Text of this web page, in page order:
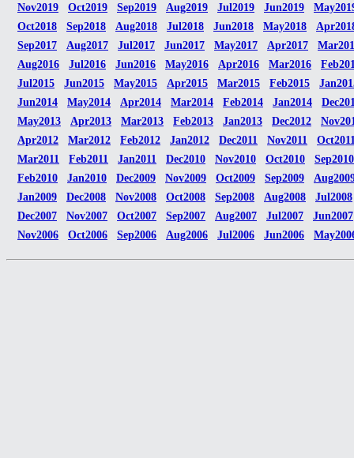
Nov2019
Oct2019 Sep2019 Aug2019 Jul2019 Jun2019
Oct2018
Sep2018 Aug2018 Jul2018 Jun2018 May2018
Sep2017
Aug2017 Jul2017 Jun2017 May2017 Apr2017
Aug2016
Jul2016 Jun2016 May2016 Apr2016 Mar2016
Jul2015
Jun2015 May2015 Apr2015 Mar2015 Feb2015
Jun2014
May2014 Apr2014 Mar2014 Feb2014 Jan2014
May2013
Apr2013 Mar2013 Feb2013 Jan2013 Dec2012
Apr2012
Mar2012 Feb2012 Jan2012 Dec2011 Nov2011
Mar2011
Feb2011 Jan2011 Dec2010 Nov2010 Oct2010
Sep2010
Feb2010
Jan2010 Dec2009 Nov2009 Oct2009 Sep2009
Jan2009
Dec2008 Nov2008 Oct2008 Sep2008 Aug2008
Jul2008
Dec2007
Nov2007 Oct2007 Sep2007 Aug2007 Jul2007
Jun2007
Nov2006
Oct2006 Sep2006 Aug2006 Jul2006 Jun2006